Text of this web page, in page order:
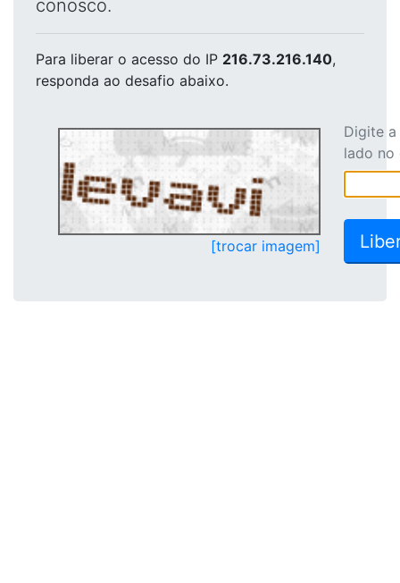
conosco.
Para liberar o acesso do IP 216.73.216.140,
responda ao desafio abaixo.
[trocar imagem]
Digite
lado no